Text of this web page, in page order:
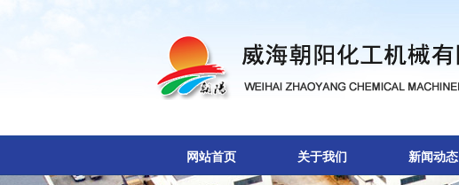
网站首页 关于我们 新闻动态